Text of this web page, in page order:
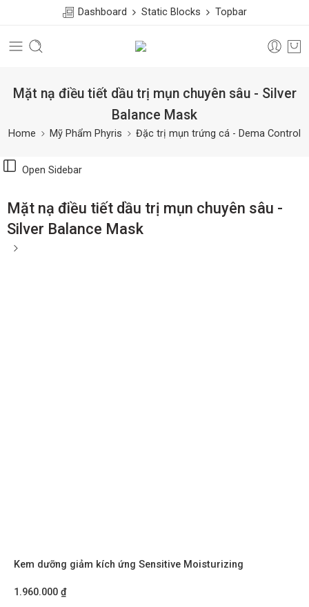
Dashboard Static Blocks Topbar
Mặt nạ điều tiết dầu trị mụn chuyên sâu - Silver
Balance Mask
Home Mỹ Phẩm Phyris Đặc trị mụn trứng cá - Dema Control
Open Sidebar
Mặt nạ điều tiết dầu trị mụn chuyên sâu -
Silver Balance Mask
Kem dưỡng giảm kích ứng Sensitive Moisturizing
1.960.000 ₫